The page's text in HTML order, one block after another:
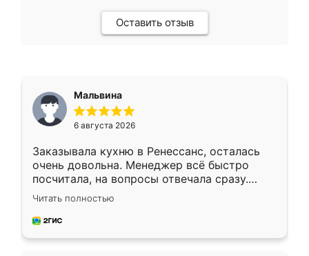
Оставить отзыв
Мальвина
6 августа 2026
Заказывала кухню в Ренессанс, осталась
очень довольна. Менеджер всё быстро
посчитала, на вопросы отвечала сразу.
Замерщик приехал в субботу, подошёл к
делу со всей ответственностью. Собрали
за день, ребята работали аккуратно, даже
Читать полностью